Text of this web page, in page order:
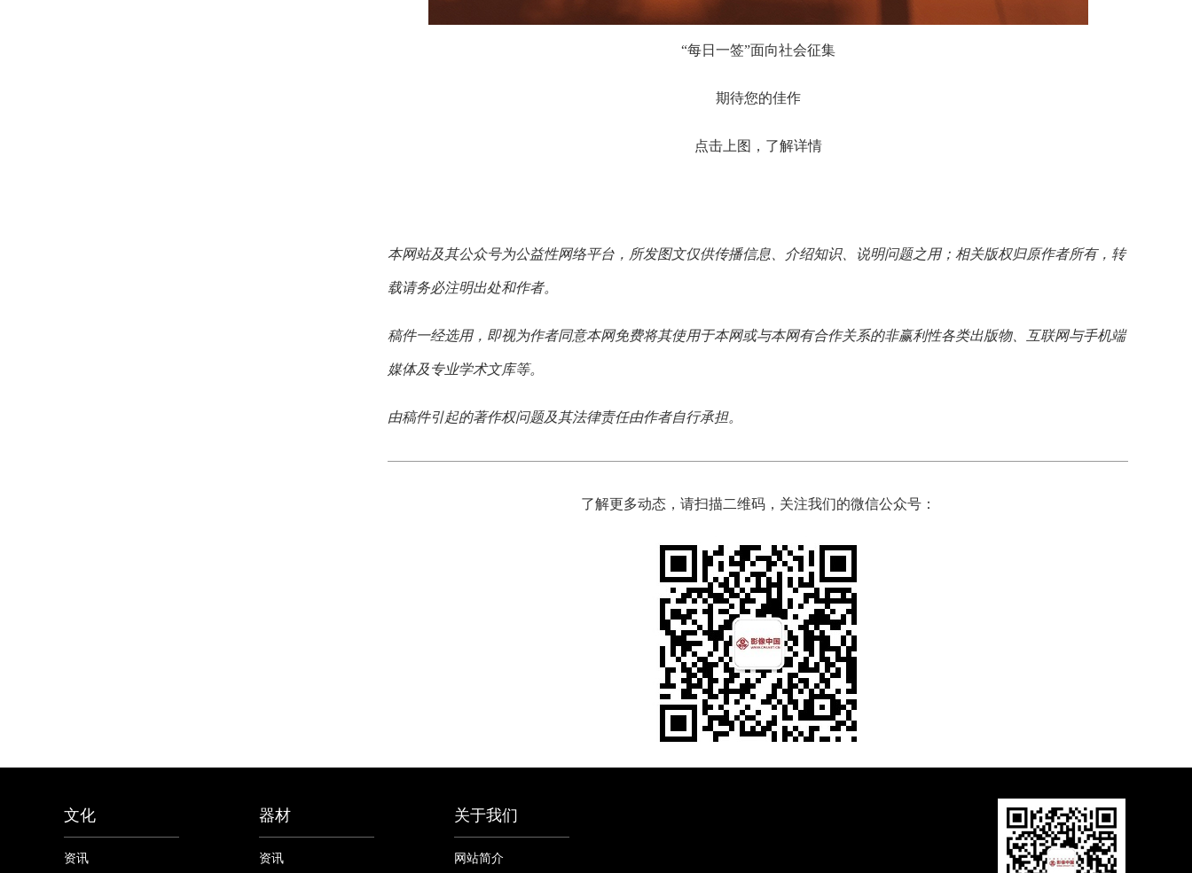
“每日一签”面向社会征集
期待您的佳作
点击上图，了解详情
本网站及其公众号为公益性网络平台，所发图文仅供传播信息、介绍知识、说明问题之用；相关版权归原作者所有，转
载请务必注明出处和作者。
稿件一经选用，即视为作者同意本网免费将其使用于本网或与本网有合作关系的非赢利性各类出版物、互联网与手机端
媒体及专业学术文库等。
由稿件引起的著作权问题及其法律责任由作者自行承担。
了解更多动态，请扫描二维码，关注我们的微信公众号：
文化
资讯
器材
资讯
关于我们
网站简介